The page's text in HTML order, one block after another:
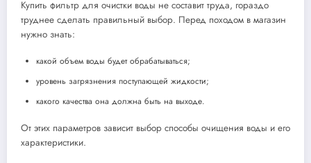
Купить фильтр для очистки воды не составит труда, гораздо
труднее сделать правильный выбор. Перед походом в магазин
нужно знать:
какой объем воды будет обрабатываться;
уровень загрязнения поступающей жидкости;
какого качества она должна быть на выходе.
От этих параметров зависит выбор способы очищения воды и его
характеристики.